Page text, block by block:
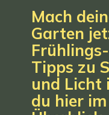
Mach
Garten
Tipps zu
und Licht
du hier